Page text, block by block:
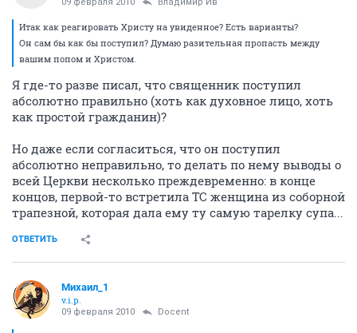
Итак как реагировать Христу на увиденное? Есть варианты?
Он сам бы как бы поступил? Думаю разительная пропасть между
вашим попом и Христом.
Я где-то разве писал, что священник поступил
абсолютно правильно (хоть как духовное лицо, хоть
как простой гражданин)?
Но даже если согласиться, что он поступил
абсолютно неправильно, то делать по нему выводы о
всей Церкви несколько преждевременно: в конце
концов, первой-то встретила ТС женщина из соборной
трапезной, которая дала ему ту самую тарелку супа...
ОТВЕТИТЬ
Михаил_1
v.i.p.
09 февраля 2010 Docent